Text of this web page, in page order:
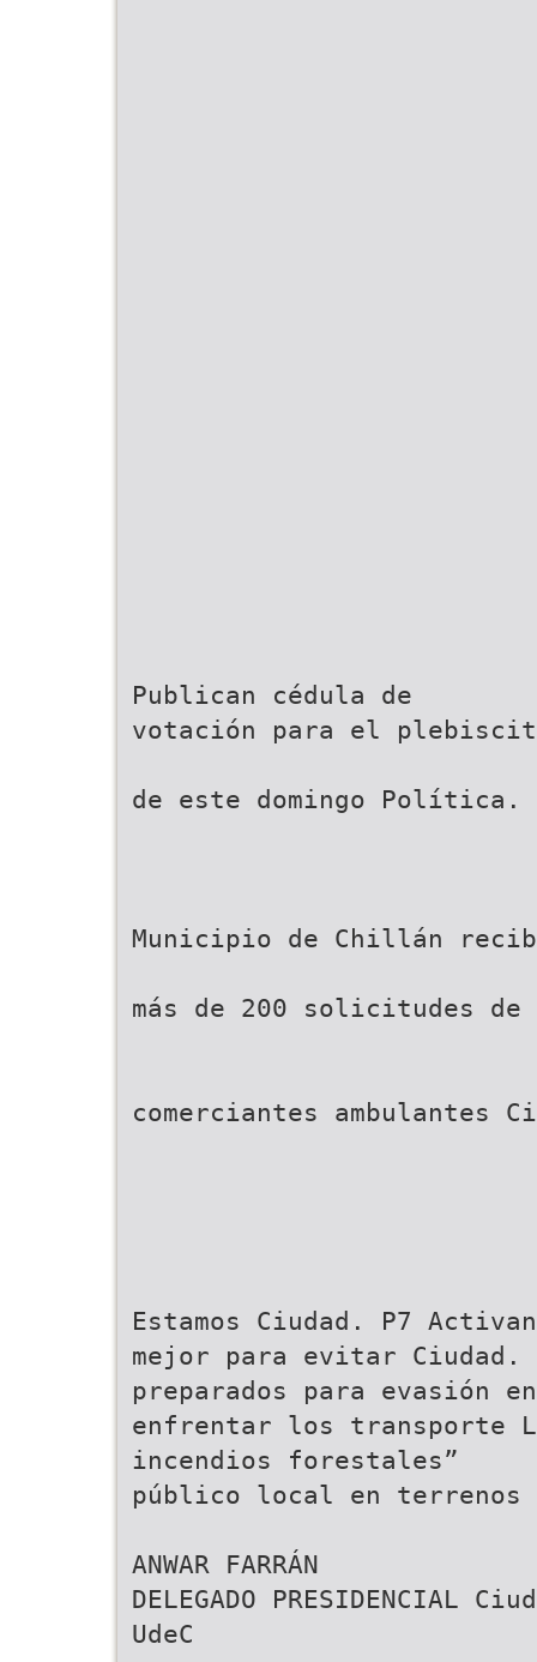
Publican cédula de
votación para el
de este domingo Política.
Municipio de Chillán
más de 200 solicitudes de
comerciantes ambulantes
Estamos Ciudad. P7
mejor para evitar Ciudad.
preparados para evasión
enfrentar los transporte
incendios forestales”
público local en terrenos
ANWAR FARRÁN
DELEGADO PRESIDENCIAL
UdeC